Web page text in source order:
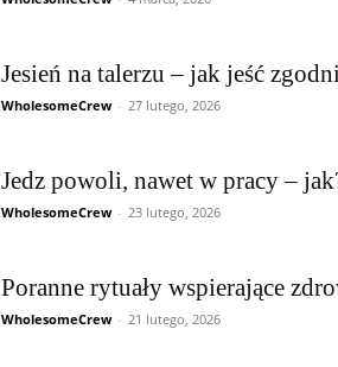
Jesień na talerzu – jak jeść
WholesomeCrew - 27 lutego, 2026
Jedz powoli, nawet w pracy –
WholesomeCrew - 23 lutego, 2026
Poranne rytuały wspierające
WholesomeCrew - 21 lutego, 2026